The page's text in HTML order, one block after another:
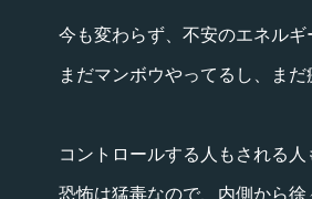
今も変わらず、不安のエネルギ
まだマンボウやってるし、ま
コントロールする人もされる人
恐怖は猛毒なので、内側から徐